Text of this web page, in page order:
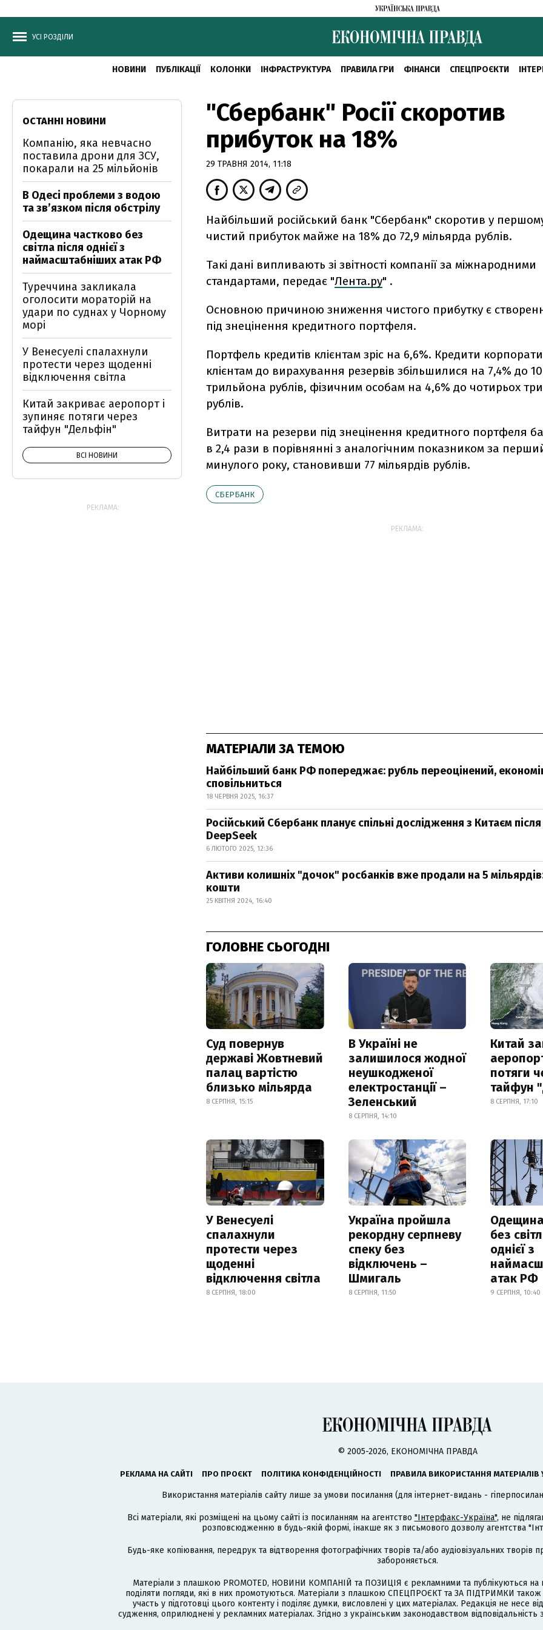
УСІ РОЗДІЛИ
НОВИНИ ПУБЛІКАЦІЇ КОЛОНКИ ІНФРАСТРУКТУРА ПРАВИЛА ГРИ ФІНАНСИ СПЕЦПРОЄКТИ
"Сбербанк" Росії скоротив
прибуток на 18%
29 ТРАВНЯ 2014, 11:18
Найбільший російський банк "Сбербанк" скоротив у
чистий прибуток майже на 18% до 72,9 мільярда рублів.
Такі дані випливають зі звітності компанії за міжнародними
стандартами, передає "Лента.ру" .
Основною причиною зниження чистого прибутку є
під знецінення кредитного портфеля.
Портфель кредитів клієнтам зріс на 6,6%. Кредити
клієнтам до вирахування резервів збільшилися на 7,4% до
трильйона рублів, фізичним особам на 4,6% до чотирьох
рублів.
Витрати на резерви під знецінення кредитного портфеля
в 2,4 рази в порівнянні з аналогічним показником за
минулого року, становивши 77 мільярдів рублів.
СБЕРБАНК
РЕКЛАМА:
МАТЕРІАЛИ ЗА ТЕМОЮ
Найбільший банк РФ попереджає: рубль переоцінений,
сповільниться
18 ЧЕРВНЯ 2025, 16:37
Російський Сбербанк планує спільні дослідження з Китаєм
DeepSeek
6 ЛЮТОГО 2025, 12:36
Активи колишніх "дочок" росбанків вже продали на 5
кошти
25 КВІТНЯ 2024, 16:40
ГОЛОВНЕ СЬОГОДНІ
Суд повернув
державі Жовтневий
палац вартістю
близько мільярда
8 СЕРПНЯ, 15:15
В Україні не
залишилося жодної
неушкодженої
електростанції –
Зеленський
8 СЕРПНЯ, 14:10
Китай
потяги
тайфун
8 СЕРПНЯ, 17:10
У Венесуелі
спалахнули
протести через
щоденні
відключення світла
8 СЕРПНЯ, 18:00
Україна пройшла
рекордну серпневу
спеку без
відключень –
Шмигаль
8 СЕРПНЯ, 11:50
без
однієї з
атак РФ
9 СЕРПНЯ, 10:40
ОСТАННІ НОВИНИ
Компанію, яка невчасно
поставила дрони для ЗСУ,
покарали на 25 мільйонів
В Одесі проблеми з водою
та звʼязком після обстрілу
Одещина частково без
світла після однієї з
наймасштабніших атак РФ
Туреччина закликала
оголосити мораторій на
удари по суднах у Чорному
морі
У Венесуелі спалахнули
протести через щоденні
відключення світла
Китай закриває аеропорт і
зупиняє потяги через
тайфун "Дельфін"
ВСІ НОВИНИ
РЕКЛАМА:
© 2005-2026, ЕКОНОМІЧНА ПРАВДА
РЕКЛАМА НА САЙТІ ПРО ПРОЄКТ ПОЛІТИКА КОНФІДЕНЦІЙНОСТІ ПРАВИЛА ВИКОРИСТАННЯ МАТЕРІАЛІВ
Використання матеріалів сайту лише за умови посилання (для інтернет-видань -
Всі матеріали, які розміщені на цьому сайті із посиланням на агентство "Інтерфакс-Україна", не
розповсюдженню в будь-якій формі, інакше як з письмового дозволу агентства
Будь-яке копіювання, передрук та відтворення фотографічних творів та/або аудіовізуальних
забороняється.
Матеріали з плашкою PROMOTED, НОВИНИ КОМПАНІЙ та ПОЗИЦІЯ є рекламними та публікуються на
поділяти погляди, які в них промотуються. Матеріали з плашкою СПЕЦПРОЄКТ та ЗА ПІДТРИМКИ
участь у підготовці цього контенту і поділяє думки, висловлені у цих матеріалах. Редакція не несе
судження, оприлюднені у рекламних матеріалах. Згідно з українським законодавством